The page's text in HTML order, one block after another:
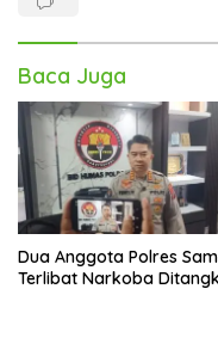
Baca Juga
Dua Anggota Polres
Terlibat Narkoba